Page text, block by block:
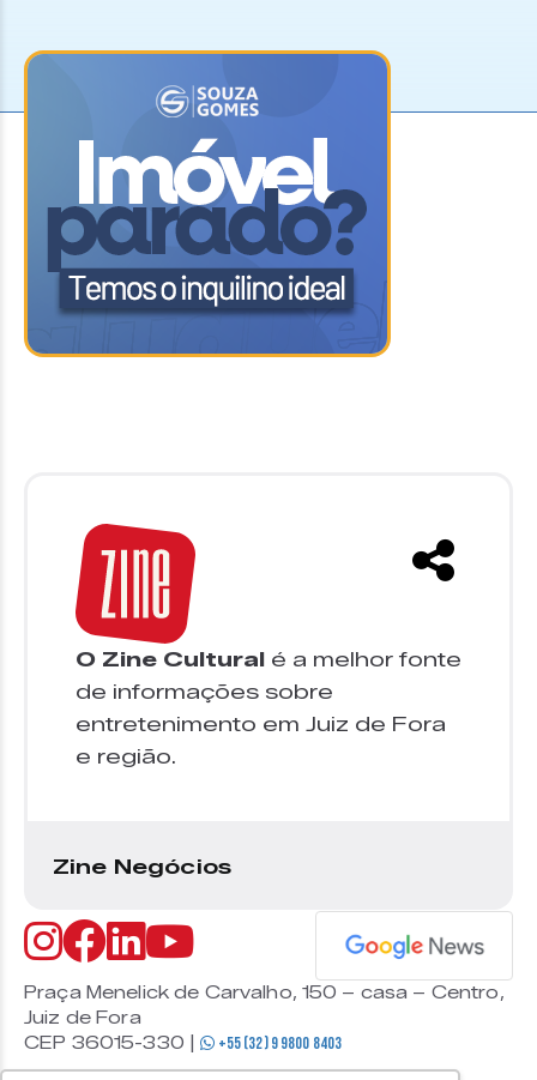
O Zine Cultural é a melhor fonte
de informações sobre
entretenimento em Juiz de Fora
e região.
Zine Negócios
Praça Menelick de Carvalho, 150 – casa – Centro,
Juiz de Fora
CEP 36015-330 |
+55 (32) 9 9800 8403